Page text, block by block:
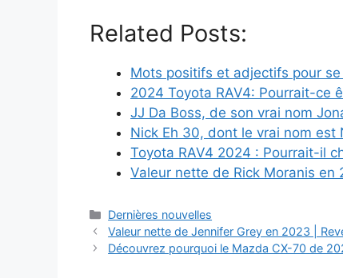
Related Posts:
Mots positifs et adjectifs pour
2024 Toyota RAV4: Pourrait-ce
JJ Da Boss, de son vrai nom
Nick Eh 30, dont le vrai nom est
Toyota RAV4 2024 : Pourrait-il
Valeur nette de Rick Moranis en
Categories
Dernières nouvelles
Valeur nette de Jennifer Grey en 2023 |
Découvrez pourquoi le Mazda CX-70 de